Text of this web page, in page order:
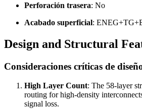
Perforación trasera: No
Acabado superficial:
Design and Structural
Consideraciones críticas de
High Layer Count: The 58-layer
routing for high-density
signal loss.